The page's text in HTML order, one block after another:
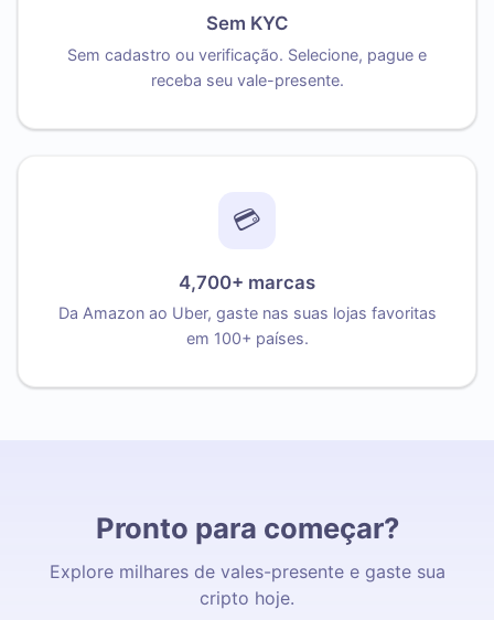
Sem KYC
Sem cadastro ou verificação. Selecione, pague e
receba seu vale-presente.
💳
4,700+ marcas
Da Amazon ao Uber, gaste nas suas lojas favoritas
em 100+ países.
Pronto para começar?
Explore milhares de vales-presente e gaste sua
cripto hoje.